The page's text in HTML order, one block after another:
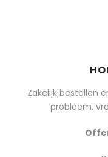
Zakelijk bestellen
probleem,